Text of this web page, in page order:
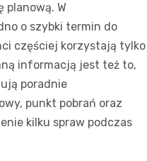
planową. W
o szybki termin do
częściej korzystają tylko
informacją jest też to,
poradnie
punkt pobrań oraz
kilku spraw podczas